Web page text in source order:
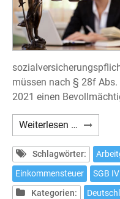
müssen nach § 28f
2021 einen
Weiterlesen … Deutsche
in
Schlagwörter:
Einkommensteuer
SGB IV
Kategorien: